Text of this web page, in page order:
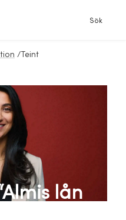
Sök
/Teint
lån